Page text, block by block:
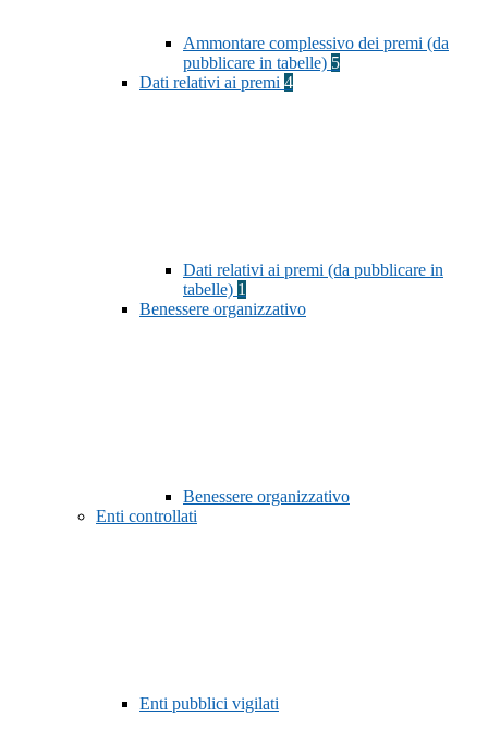
Ammontare complessivo dei premi (da
pubblicare in tabelle) 5
Dati relativi ai premi 4
Dati relativi ai premi (da pubblicare in
tabelle) 1
Benessere organizzativo
Benessere organizzativo
Enti controllati
Enti pubblici vigilati